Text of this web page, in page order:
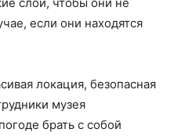
если они находятся
локация, безопасная
музея
брать с собой